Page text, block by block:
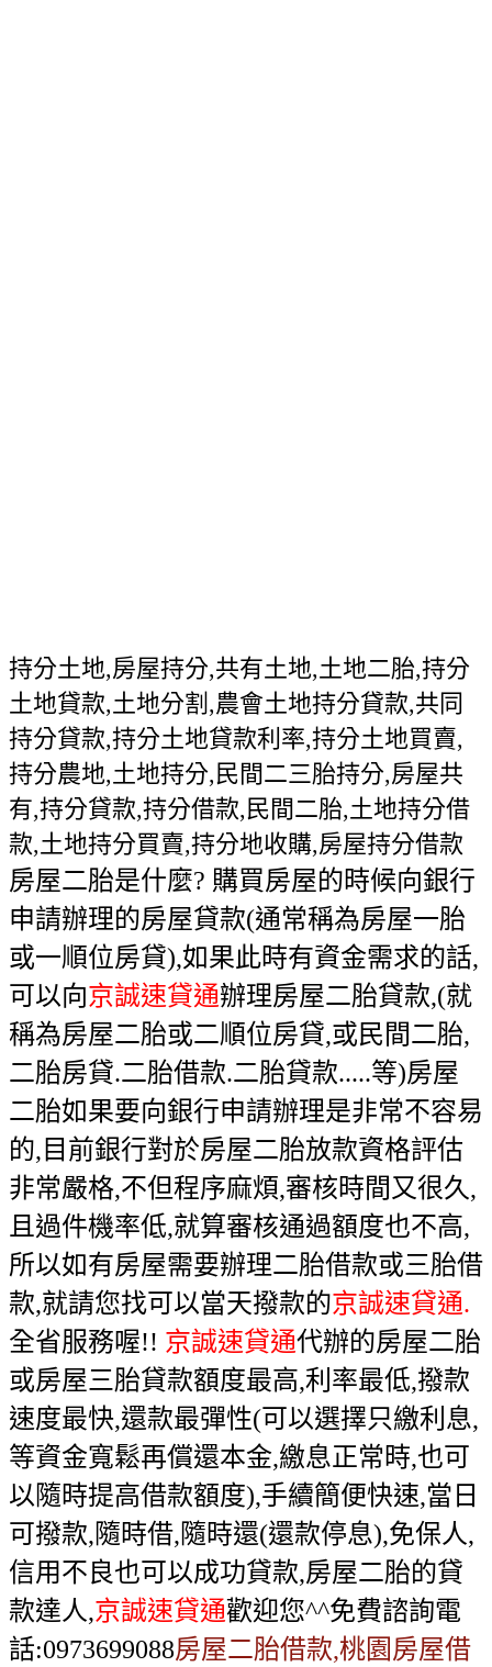
持分土地,房屋持分,共有土地,土地二胎,持分
土地貸款,土地分割,農會土地持分貸款,共同
持分貸款,持分土地貸款利率,持分土地買賣,
持分農地,土地持分,民間二三胎持分,房屋共
有,持分貸款,持分借款,民間二胎,土地持分借
款,土地持分買賣,持分地收購,房屋持分借款
房屋二胎是什麼? 購買房屋的時候向銀行
申請辦理的房屋貸款(通常稱為房屋一胎
或一順位房貸),如果此時有資金需求的話,
可以向京誠速貸通辦理房屋二胎貸款,(就
稱為房屋二胎或二順位房貸,或民間二胎,
二胎房貸.二胎借款.二胎貸款.....等)房屋
二胎如果要向銀行申請辦理是非常不容易
的,目前銀行對於房屋二胎放款資格評估
非常嚴格,不但程序麻煩,審核時間又很久,
且過件機率低,就算審核通過額度也不高,
所以如有房屋需要辦理二胎借款或三胎借
款,就請您找可以當天撥款的京誠速貸通.
全省服務喔!! 京誠速貸通代辦的房屋二胎
或房屋三胎貸款額度最高,利率最低,撥款
速度最快,還款最彈性(可以選擇只繳利息,
等資金寬鬆再償還本金,繳息正常時,也可
以隨時提高借款額度),手續簡便快速,當日
可撥款,隨時借,隨時還(還款停息),免保人,
信用不良也可以成功貸款,房屋二胎的貸
款達人,京誠速貸通歡迎您^^免費諮詢電
話:0973699088房屋二胎借款,桃園房屋借